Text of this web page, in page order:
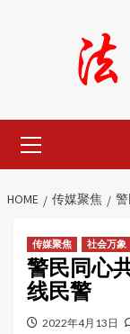
Menu
HOME 传媒聚焦
传媒聚焦 社会万象
警民同心
线民警
2022年4月13日